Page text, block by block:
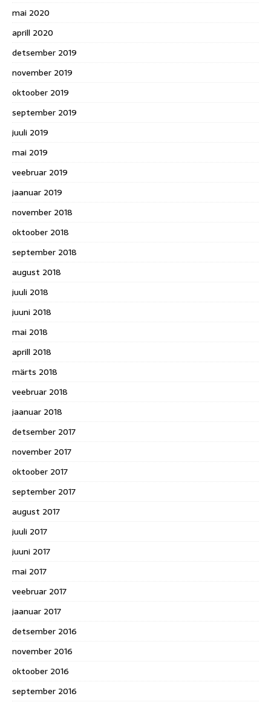
mai 2020
aprill 2020
detsember 2019
november 2019
oktoober 2019
september 2019
juuli 2019
mai 2019
veebruar 2019
jaanuar 2019
november 2018
oktoober 2018
september 2018
august 2018
juuli 2018
juuni 2018
mai 2018
aprill 2018
märts 2018
veebruar 2018
jaanuar 2018
detsember 2017
november 2017
oktoober 2017
september 2017
august 2017
juuli 2017
juuni 2017
mai 2017
veebruar 2017
jaanuar 2017
detsember 2016
november 2016
oktoober 2016
september 2016